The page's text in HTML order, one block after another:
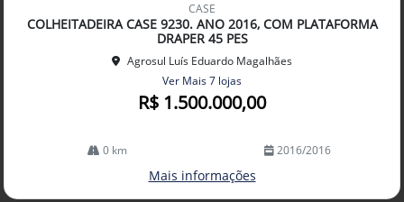
arti
lhe
CASE
COLHEITADEIRA CASE 9230. ANO 2016, COM PLATAFORMA
DRAPER 45 PES
Agrosul Luís Eduardo Magalhães
Ver Mais 7 lojas
R$ 1.500.000,00
0 km 2016/2016
Mais informações